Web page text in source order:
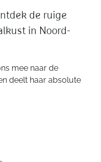
de ruige
in Noord-
mee naar de
deelt haar absolute